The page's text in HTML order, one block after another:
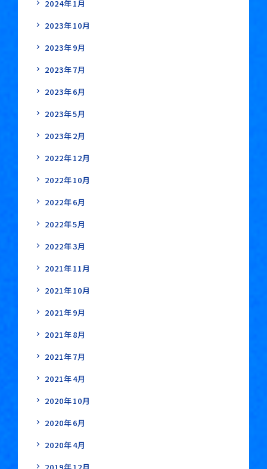
2024年1月
2023年10月
2023年9月
2023年7月
2023年6月
2023年5月
2023年2月
2022年12月
2022年10月
2022年6月
2022年5月
2022年3月
2021年11月
2021年10月
2021年9月
2021年8月
2021年7月
2021年4月
2020年10月
2020年6月
2020年4月